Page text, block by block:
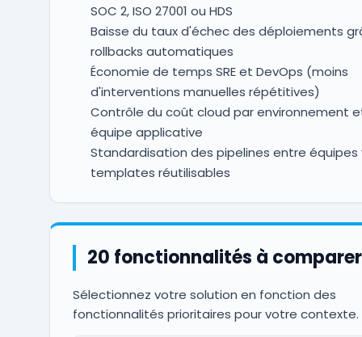
SOC 2, ISO 27001 ou HDS
Baisse du taux d'échec des déploiements
rollbacks automatiques
Économie de temps SRE et DevOps (moins
d'interventions manuelles répétitives)
Contrôle du coût cloud par environnement
équipe applicative
Standardisation des pipelines entre équipes
templates réutilisables
20 fonctionnalités à comparer
Sélectionnez votre solution en fonction des
fonctionnalités prioritaires pour votre contexte.